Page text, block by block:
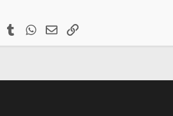
PinterestTumblr WhatsApp
EmailLink